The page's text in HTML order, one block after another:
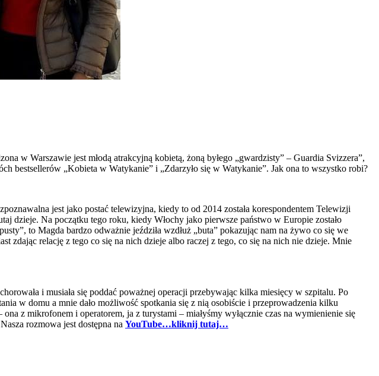
w Warszawie jest młodą atrakcyjną kobietą, żoną byłego „gwardzisty” – Guardia Svizzera”,
bestsellerów „Kobieta w Watykanie” i „Zdarzyło się w Watykanie”. Jak ona to wszystko robi?
jest jako postać telewizyjna, kiedy to od 2014 została korespondentem Telewizji
dzieje. Na początku tego roku, kiedy Włochy jako pierwsze państwo w Europie zostało
to Magda bardzo odważnie jeździła wzdłuż „buta” pokazując nam na żywo co się we
zdając relację z tego co się na nich dzieje albo raczej z tego, co się na nich nie dzieje. Mnie
i musiała się poddać poważnej operacji przebywając kilka miesięcy w szpitalu. Po
w domu a mnie dało możliwość spotkania się z nią osobiście i przeprowadzenia kilku
z mikrofonem i operatorem, ja z turystami – miałyśmy wyłącznie czas na wymienienie się
rozmowa jest dostępna na YouTube…kliknij tutaj…